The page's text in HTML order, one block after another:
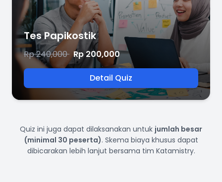
Tes Papikostik
Rp 240,000 Rp 200,000
Detail Quiz
Quiz ini juga dapat dilaksanakan untuk jumlah besar
(minimal 30 peserta). Skema biaya khusus dapat
dibicarakan lebih lanjut bersama tim Katamistry.